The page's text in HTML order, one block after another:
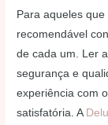
Para aqueles
recomendável
de cada um. Ler
segurança e
experiência com
satisfatória. A